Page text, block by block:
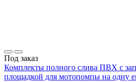
Под заказ
Комплекты полного слива ПВХ с
площадкой для мотопомпы на одну